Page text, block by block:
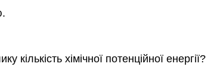
хімічної потенційної енергії?